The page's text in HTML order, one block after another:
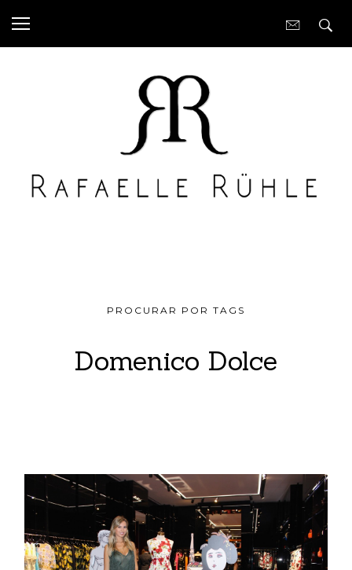
PROCURAR POR TAGS
Domenico Dolce